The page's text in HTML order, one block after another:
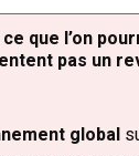
que l’on
pas un
global